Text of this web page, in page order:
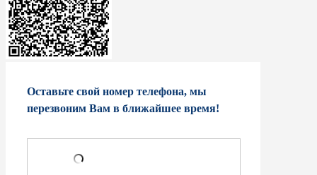
Оставьте свой номер телефона, мы
перезвоним Вам в ближайшее время!